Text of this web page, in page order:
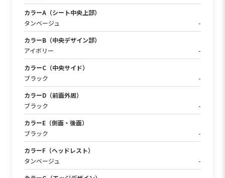
カラーA（シート中央上部）
タンベージュ
-
カラーB（中央デザイン部）
アイボリー
-
カラーC（中央サイド）
ブラック
-
カラーD（前面外周）
ブラック
-
カラーE（側面・後面）
ブラック
-
カラーF（ヘッドレスト）
タンベージュ
-